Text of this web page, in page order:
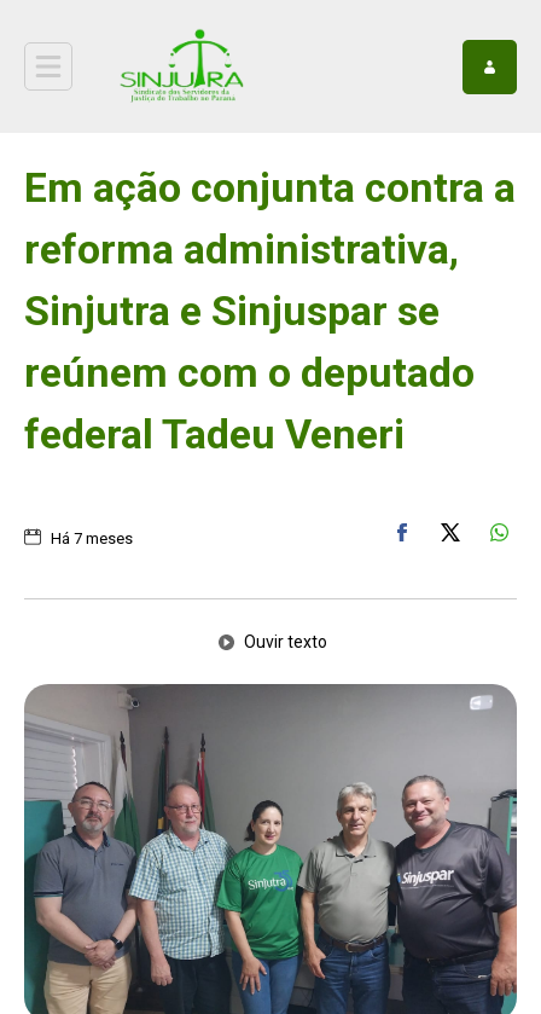
Em ação conjunta contra a
reforma administrativa,
Sinjutra e Sinjuspar se
reúnem com o deputado
federal Tadeu Veneri
Há 7 meses
Ouvir texto